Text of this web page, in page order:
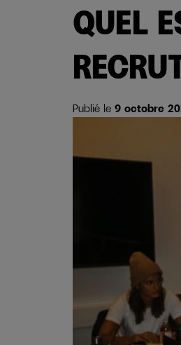
QUEL
Publié le 9 octobre